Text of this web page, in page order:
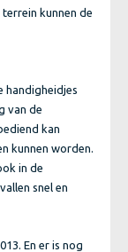
kunnen de
handigheidjes
van de
kan
kunnen worden.
in de
snel en
En er is nog